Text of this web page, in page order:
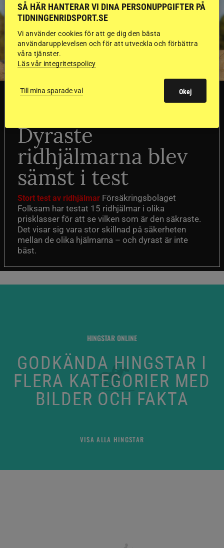
SVERIGE
Dyraste
ridhjälmarna blev
sämst i test
Stort test av ridhjälmar Försäkringsbolaget
Folksam har testat 15 ridhjälmar i olika
prisklasser för att se vilken som är den säkraste.
Det visar sig vara stor skillnad på säkerheten
mellan de olika hjälmarna – och dyrast är inte
bäst.
HINGSTAR ONLINE
GODKÄNDA HINGSTAR I
FLERA KATEGORIER MED
BILDER OCH FAKTA
VISA ALLA HINGSTAR
SÅ HÄR HANTERAR VI DINA PERSONUPPGIFTER PÅ
TIDNINGENRIDSPORT.SE
Vi använder cookies för att ge dig den bästa
användarupplevelsen och för att utveckla och förbättra
våra tjänster.
Läs vår integritetspolicy
Till mina sparade val Okej